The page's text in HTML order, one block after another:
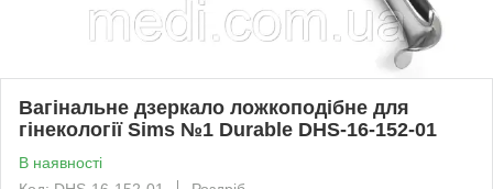
Вагінальне дзеркало ложкоподібне для
гінекології Sims №1 Durable DHS-16-152-01
В наявності